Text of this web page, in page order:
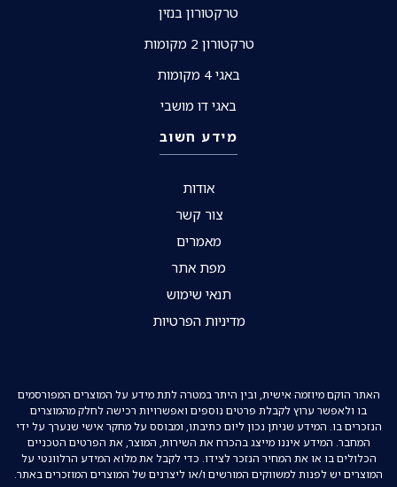
טרקטורון בנזין
טרקטורון 2 מקומות
באגי 4 מקומות
באגי דו מושבי
מידע חשוב
אודות
צור קשר
מאמרים
מפת אתר
תנאי שימוש
מדיניות הפרטיות
האתר הוקם מיוזמה אישית, ובין היתר במטרה לתת מידע על המוצרים המפורסמים
בו ולאפשר ערוץ לקבלת פרטים נוספים ואפשרויות רכישה לחלק מהמוצרים
הנזכרים בו. המידע שניתן נכון ליום כתיבתו, ומבוסס על מחקר אישי שנערך על ידי
המחבר. המידע איננו מייצג בהכרח את השירות, המוצר, את הפרטים הטכניים
הכלולים בו או את המחיר הנזכר לצידו. כדי לקבל את מלוא המידע הרלוונטי על
המוצרים יש לפנות למשווקים המורשים ו/או ליצרנים של המוצרים המוזכרים באתר.